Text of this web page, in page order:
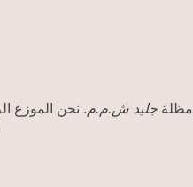
جليد ش.م.م. نحن الموزع